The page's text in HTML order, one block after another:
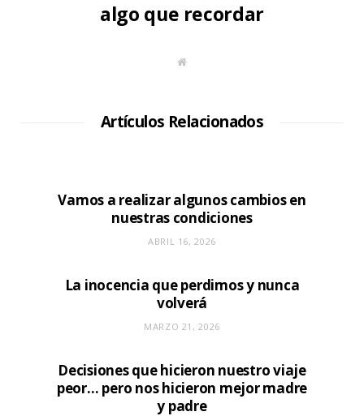
algo que recordar
S
W
Artículos Relacionados
Vamos a realizar algunos cambios en
nuestras condiciones
ABRIL 16, 2026
La inocencia que perdimos y nunca
volverá
MARZO 21, 2026
Decisiones que hicieron nuestro viaje
peor… pero nos hicieron mejor madre
y padre